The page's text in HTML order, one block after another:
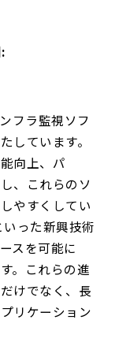
フラ監視ソフ
しています。
向上、パ
、これらのソ
やすくしてい
った新興技術
スを可能に
。これらの進
けでなく、長
リケーション